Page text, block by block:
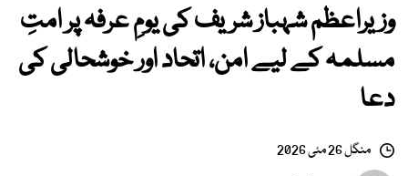
وزیراعظم شہباز شریف کی یومِ عرفہ پر امتِ
مسلمہ کے لیے امن، اتحاد اور خوشحالی کی
دعا
منگل 26 مئی 2026